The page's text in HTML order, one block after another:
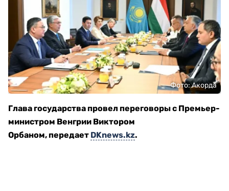
Фото: Акорда
Глава государства провел переговоры с Премьер-
министром Венгрии Виктором
Орбаном, передает DKnews.kz.